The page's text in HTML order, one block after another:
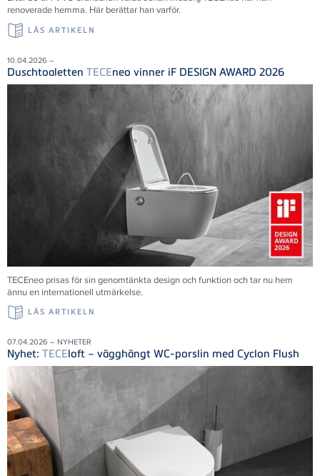
renoverade hemma. Här berättar han varför.
LÄS ARTIKELN
10.04.2026 –
Duschtoaletten TECEneo vinner iF DESIGN AWARD 2026
TECEneo prisas för sin genomtänkta design och funktion och tar nu hem
ännu en internationell utmärkelse.
LÄS ARTIKELN
07.04.2026 – NYHETER
Nyhet: TECEloft – vägghängt WC-porslin med Cyclon Flush